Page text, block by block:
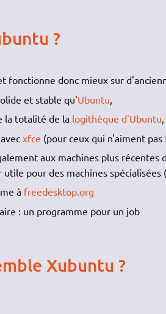
?
fonctionne donc mieux sur
et stable qu'Ubuntu
la totalité de la logithèque d'Ubuntu,
xfce (pour ceux qui n'aiment pas
aux machines plus récentes
pour des machines spécialisées
à freedesktop.org
: un programme pour un job
Xubuntu ?